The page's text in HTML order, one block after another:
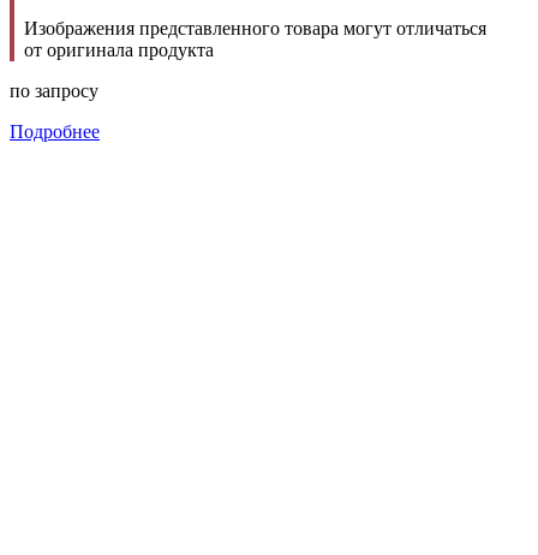
Изображения представленного товара могут отличаться
от оригинала продукта
по запросу
Подробнее